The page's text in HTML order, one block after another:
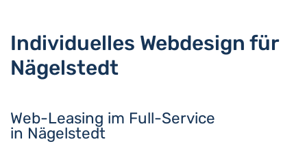
Individuelles Webdesign für
Nägelstedt
Web-Leasing im Full-Service
in Nägelstedt